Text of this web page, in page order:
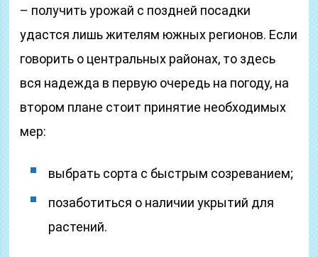
– получить урожай с поздней посадки
удастся лишь жителям южных регионов. Если
говорить о центральных районах, то здесь
вся надежда в первую очередь на погоду, на
втором плане стоит принятие необходимых
мер:
выбрать сорта с быстрым созреванием;
позаботиться о наличии укрытий для
растений.